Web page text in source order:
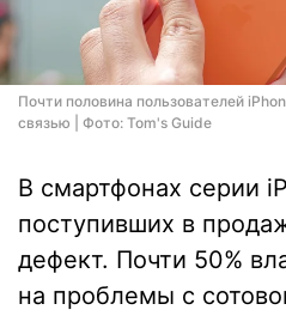
Почти половина пользователей
связью | Фото: Tom's Guide
В смартфонах серии
поступивших в
дефект. Почти 50%
на проблемы с